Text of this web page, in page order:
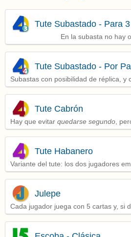
En la subasta no hay
Tute Subastado - Para 3
Subastas con posibilidad de réplica, y
barajar
Tute Subastado - Por
Hay que evitar quedarse segundo ,
de puntos y consiguiendo alguna baza
Tute Cabrón
Variante del tute: los dos jugadores
cartas, y van reponiendo tras jugar
Tute Habanero
Cada jugador juega con 5 cartas y, si
mano, debe intentar lograr al menos 2
Julepe